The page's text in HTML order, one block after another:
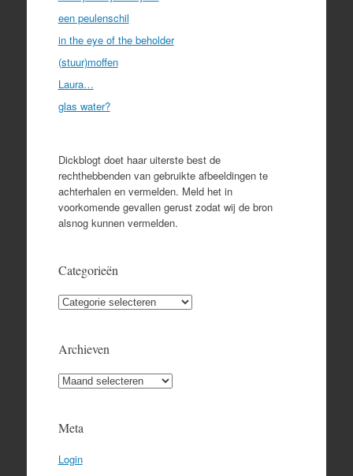
een peulenschil
in the eye of the beholder
(stuur)moffen
Laura…
glas water?
Dickblogt doet haar uiterste best de
rechthebbenden van gebruikte afbeeldingen te
achterhalen en vermelden. Meld het in
voorkomende gevallen gerust zodat wij de bron
alsnog kunnen vermelden.
Categorieën
Categorieën
Archieven
Archieven
Meta
Login